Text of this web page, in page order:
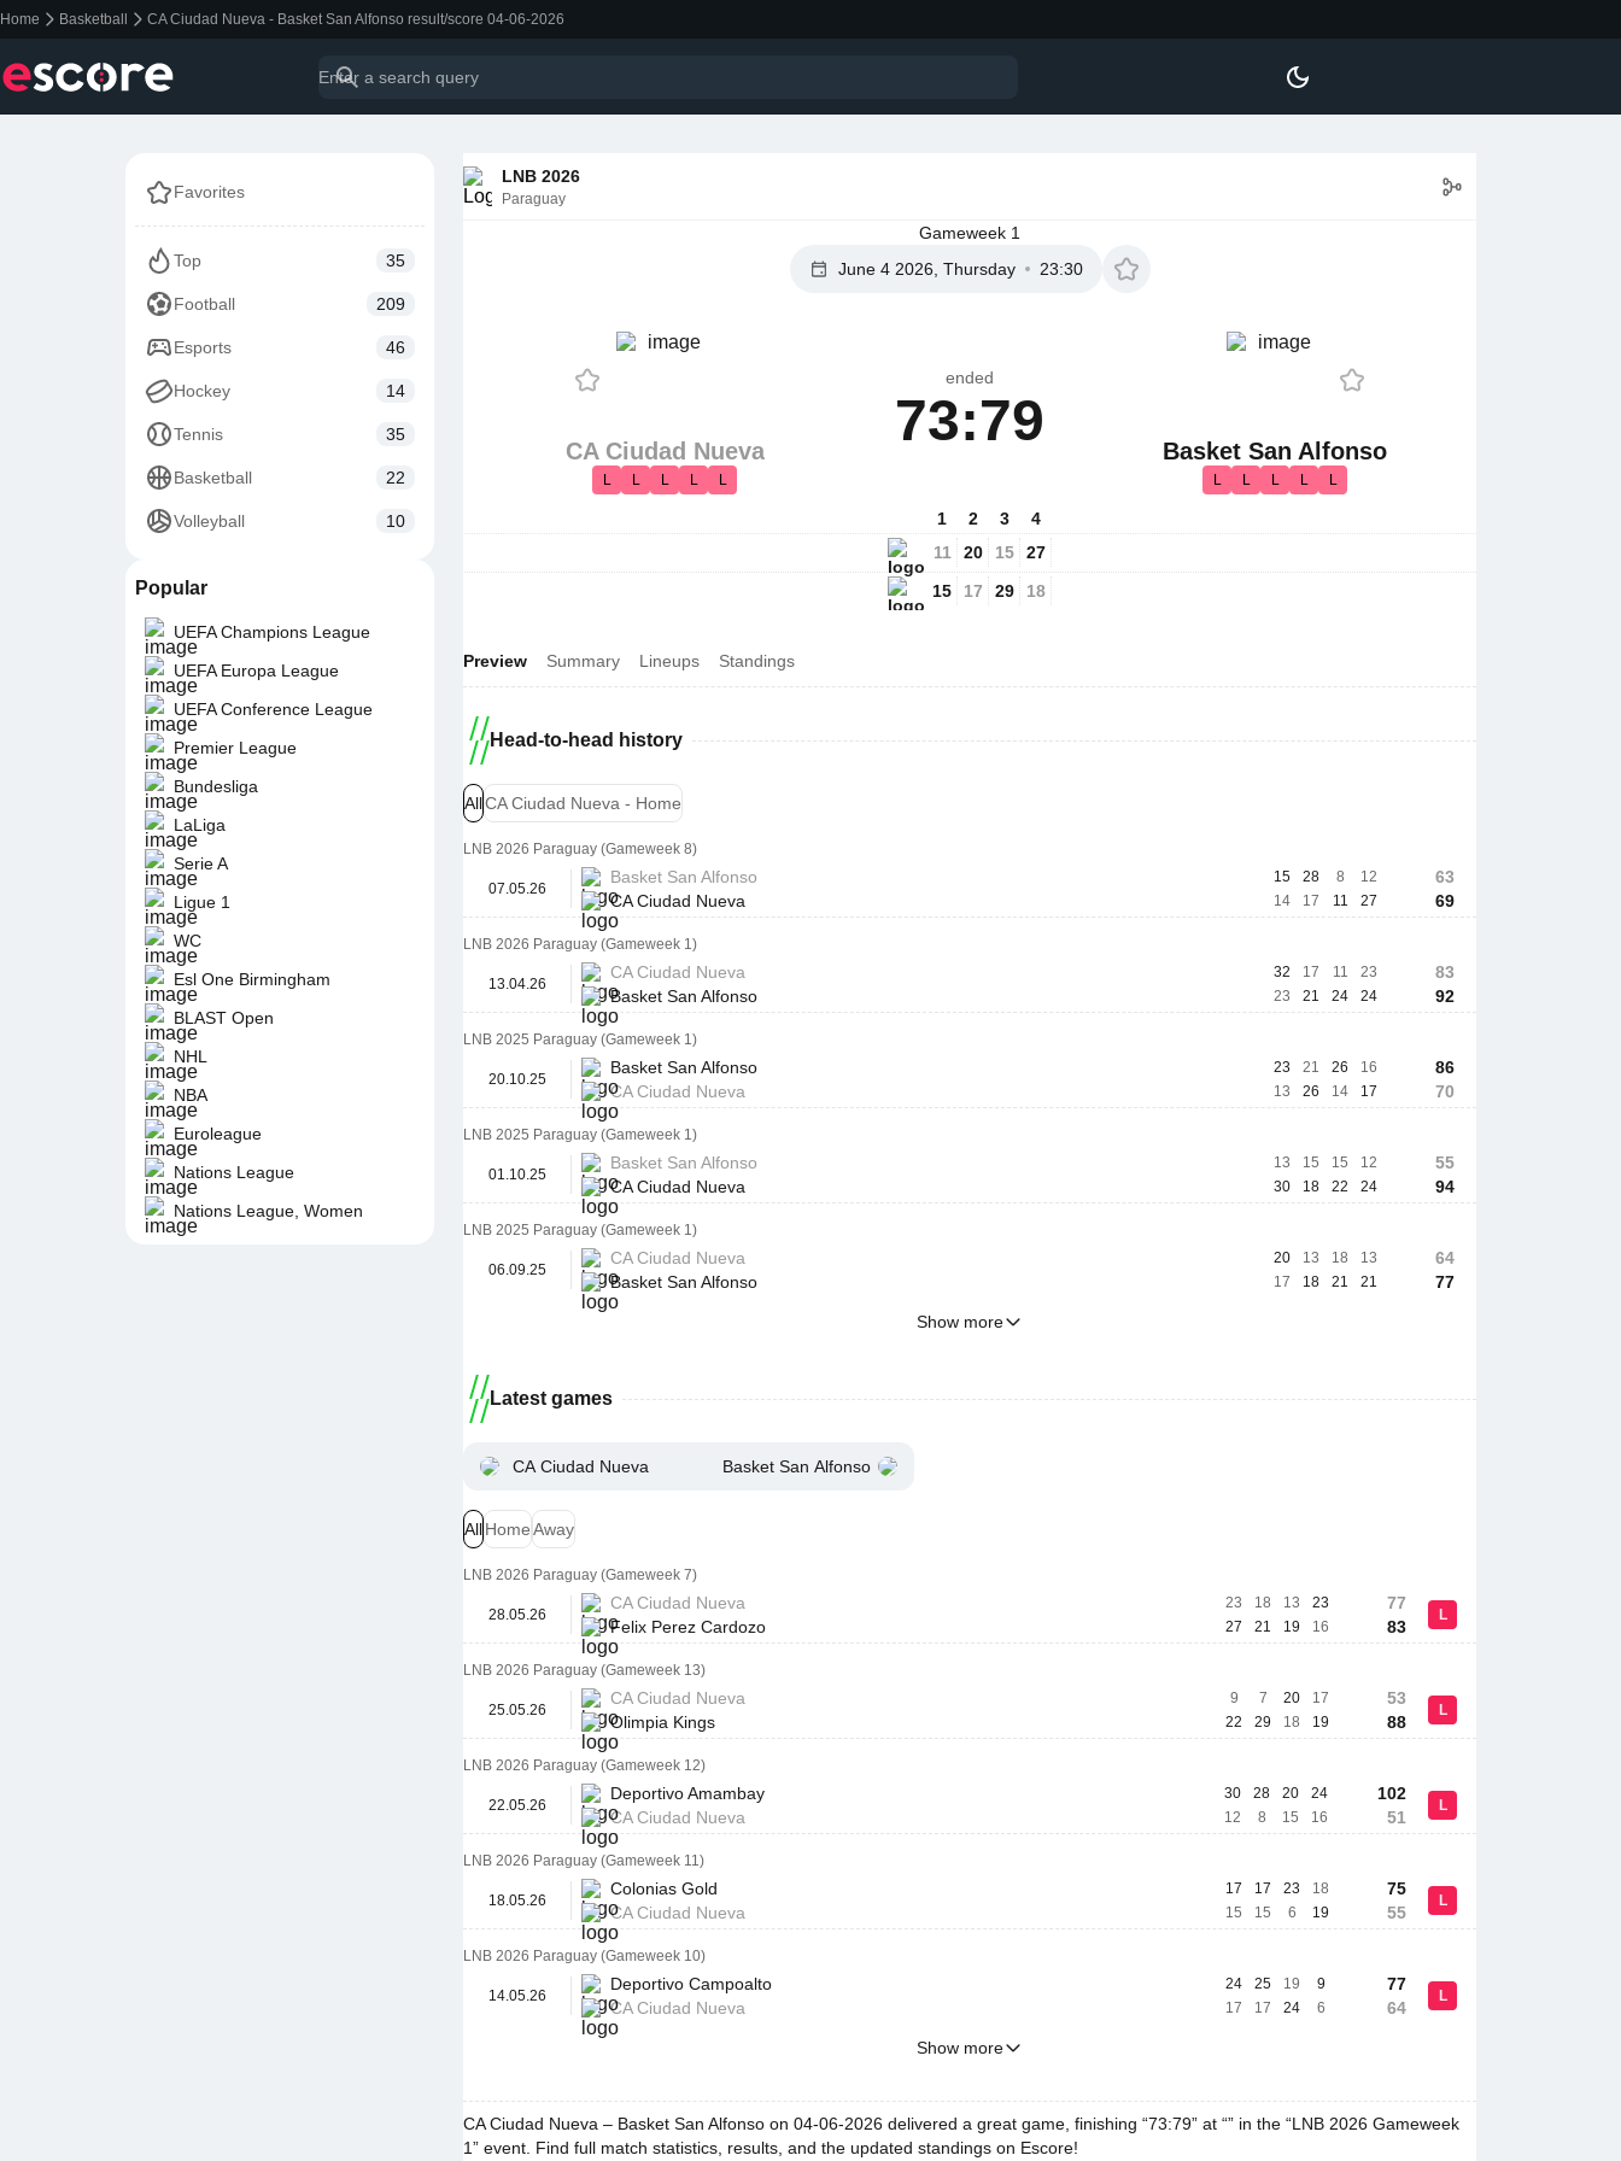
Home Basketball CA Ciudad Nueva - Basket San Alfonso result/score 04-06-2026
Favorites
Top 35
Football 209
Esports 46
Hockey 14
Tennis 35
Basketball 22
Volleyball 10
Popular
UEFA Champions League
UEFA Europa League
UEFA Conference League
Premier League
Bundesliga
LaLiga
Serie A
Ligue 1
WC
Esl One Birmingham
BLAST Open
NHL
NBA
Euroleague
Nations League
Nations League, Women
LNB 2026
Paraguay
Gameweek 1
June 4 2026, Thursday
23:30
CA Ciudad Nueva
L L L L L
ended
73:79 Basket San Alfonso
L L L L L
1
11
15
2
20
17
3
15
29
4
27
18
Preview Summary Lineups Standings
Head-to-head history
AllCA Ciudad Nueva - Home
LNB 2026 Paraguay (Gameweek 8)
07.05.26
Basket San Alfonso
CA Ciudad Nueva
15
14
28
17
8
11
12
27
63
69
LNB 2026 Paraguay (Gameweek 1)
13.04.26
CA Ciudad Nueva
Basket San Alfonso
32
23
17
21
11
24
23
24
83
92
LNB 2025 Paraguay (Gameweek 1)
20.10.25
Basket San Alfonso
CA Ciudad Nueva
23
13
21
26
26
14
16
17
86
70
LNB 2025 Paraguay (Gameweek 1)
01.10.25
Basket San Alfonso
CA Ciudad Nueva
13
30
15
18
15
22
12
24
55
94
LNB 2025 Paraguay (Gameweek 1)
06.09.25
CA Ciudad Nueva
Basket San Alfonso
20
17
13
18
18
21
13
21
64
77
Show more
Latest games
CA Ciudad Nueva Basket San Alfonso
AllHomeAway
LNB 2026 Paraguay (Gameweek 7)
28.05.26
CA Ciudad Nueva
Felix Perez Cardozo
23
27
18
21
13
19
23
16
77
83
L
LNB 2026 Paraguay (Gameweek 13)
25.05.26
CA Ciudad Nueva
Olimpia Kings
9
22
7
29
20
18
17
19
53
88
L
LNB 2026 Paraguay (Gameweek 12)
22.05.26
Deportivo Amambay
CA Ciudad Nueva
30
12
28
8
20
15
24
16
102
51
L
LNB 2026 Paraguay (Gameweek 11)
18.05.26
Colonias Gold
CA Ciudad Nueva
17
15
17
15
23
6
18
19
75
55
L
LNB 2026 Paraguay (Gameweek 10)
14.05.26
Deportivo Campoalto
CA Ciudad Nueva
24
17
25
17
19
24
9
6
77
64
L
Show more
CA Ciudad Nueva – Basket San Alfonso on 04-06-2026 delivered a great game, finishing “73:79” at “” in the “LNB 2026 Gameweek
1” event. Find full match statistics, results, and the updated standings on Escore!